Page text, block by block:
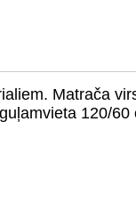
Matrača
120/